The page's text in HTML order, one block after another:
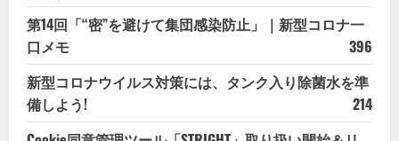
第14回「“密”を避けて集団感染防止」｜新型コロナ一
口メモ
396
新型コロナウイルス対策には、タンク入り除菌水を準
備しよう!
214